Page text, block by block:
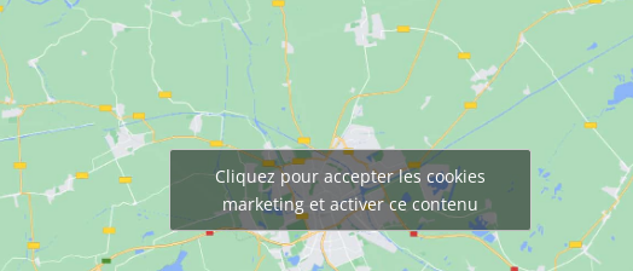
Cliquez pour accepter les cookies
marketing et activer ce contenu